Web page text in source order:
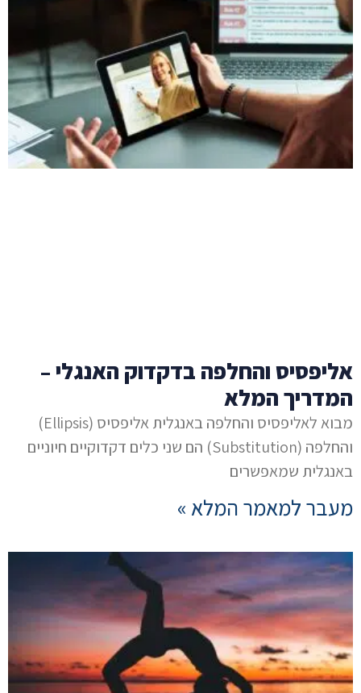
אליפסיס והחלפה בדקדוק האנגלי –
המדריך המלא
מבוא לאליפסיס והחלפה באנגלית אליפסיס (Ellipsis)
והחלפה (Substitution) הם שני כלים דקדוקיים חיוניים
באנגלית שמאפשרים
מעבר למאמר המלא »